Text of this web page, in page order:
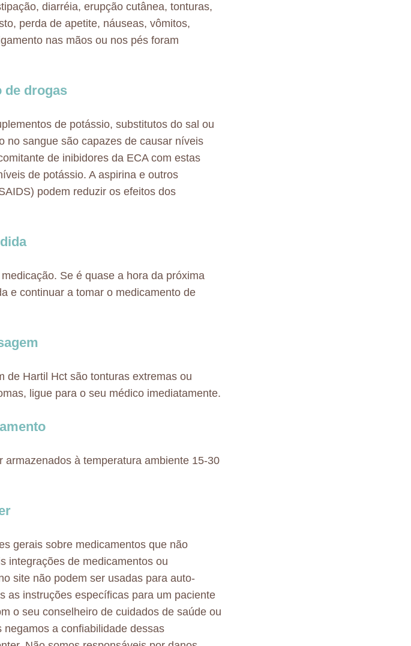
diarréia, erupção cutânea, tonturas,
perda de apetite, náuseas, vômitos,
nas mãos ou nos pés foram
de drogas
de potássio, substitutos do sal ou
no sangue são capazes de causar níveis
de inibidores da ECA com estas
de potássio. A aspirina e outros
podem reduzir os efeitos dos
Se é quase a hora da próxima
e continuar a tomar o medicamento de
de Hartil Hct são tonturas extremas ou
ligue para o seu médico imediatamente.
armazenados à temperatura ambiente 15-30
gerais sobre medicamentos que não
integrações de medicamentos ou
site não podem ser usadas para auto-
as instruções específicas para um paciente
o seu conselheiro de cuidados de saúde ou
a confiabilidade dessas